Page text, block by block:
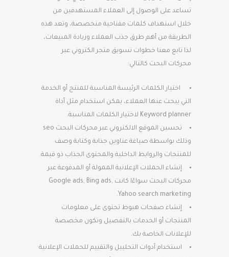
تساعد على الوصول إلى العملاء المستهدفين من
خلال استهداف كلمات مفتاحية متخصصة، وتعد هذه
الطريقة من أهم طرق جذب العملاء وزيادة المبيعات،
لذا تابع معنا خطوات تسويق متجر الكتروني عبر
محركات البحث كالتالي:
اختيار الكلمات الرئيسة المناسبة للمنتج أو الخدمة
التي يبحث عنها العملاء، يمكن استخدام مثل أداة
Keyword planner لاختيار الكلمات المناسبة.
تحسين الموقع الالكتروني عبر محركات البحث seo
وذلك بواسطة صياغة عناوين جذابة وكتابة وصف
للمنتجات والروابط الداخلية والمحتوى الجذاب ذو قيمة.
إنشاء الحملات الإعلانية الممولة أو المدفوعة عبر
محركات البحث سواءًا كانت Google ads, Bing ads,
Yahoo search marketing.
إنشاء صفحات هبوط تحتوى على معلومات
المنتجات أو الخدمات بالتفصيل وتكون مخصصة
للإعلانات الخاصة بك.
استخدام أدوات التحلييل والتقييم للحملات الإعلانية